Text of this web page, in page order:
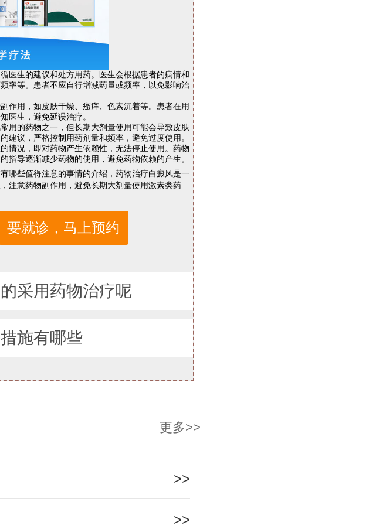
生的建议和处方用药。医生会根据患者的病情和
率等。患者不应自行增减药量或频率，以免影响治
用，如皮肤干燥、瘙痒、色素沉着等。患者在用
医生，避免延误治疗。
的药物之一，但长期大剂量使用可能会导致皮肤
建议，严格控制用药剂量和频率，避免过度使用。
况，即对药物产生依赖性，无法停止使用。药物
指导逐渐减少药物的使用，避免药物依赖的产生。
哪些值得注意的事情的介绍，药物治疗白癜风是一
注意药物副作用，避免长期大剂量使用激素类药
要就诊，马上预约
采用药物治疗呢
施有哪些
更多>>
>>
>>